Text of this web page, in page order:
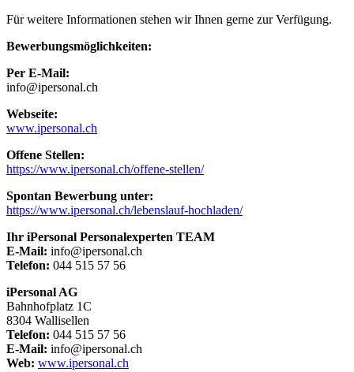
Für weitere Informationen stehen wir Ihnen gerne zur Verfügung.
Bewerbungsmöglichkeiten:
Per E-Mail:
info@ipersonal.ch
Webseite:
www.ipersonal.ch
Offene Stellen:
https://www.ipersonal.ch/offene-stellen/
Spontan Bewerbung unter:
https://www.ipersonal.ch/lebenslauf-hochladen/
Ihr iPersonal Personalexperten TEAM
E-Mail: info@ipersonal.ch
Telefon: 044 515 57 56
iPersonal AG
Bahnhofplatz 1C
8304 Wallisellen
Telefon: 044 515 57 56
E-Mail: info@ipersonal.ch
Web: www.ipersonal.ch